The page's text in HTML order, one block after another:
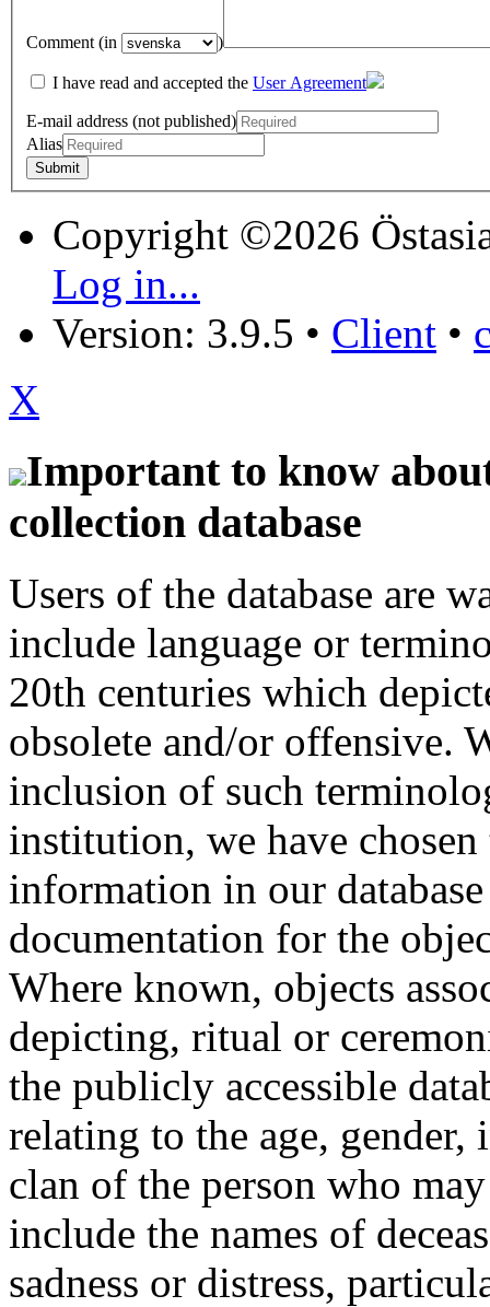
Comment (in )
I have read and accepted the User Agreement
E-mail address (not published)
Alias
Copyright ©2026
Log in...
Version: 3.9.5 • Client •
X
Important to know
collection database
Users of the database are
include language or
20th centuries which
obsolete and/or offensive.
inclusion of such
institution, we have
information in our
documentation for the
Where known, objects
depicting, ritual or
the publicly accessible
relating to the age,
clan of the person who
include the names of
sadness or distress,